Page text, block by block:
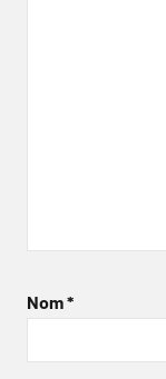
Nom*